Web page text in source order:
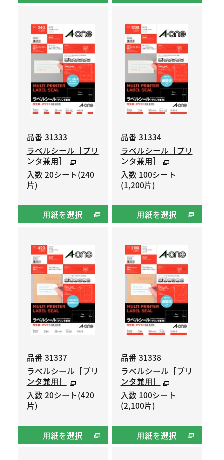
品番 31333
ラベルシール［プリ
ンタ兼用］
入数 20シート(240
片)
用紙を選択
品番 31334
ラベルシール［プリ
ンタ兼用］
入数 100シート
(1,200片)
用紙を選択
品番 31337
ラベルシール［プリ
ンタ兼用］
入数 20シート(420
片)
用紙を選択
品番 31338
ラベルシール［プリ
ンタ兼用］
入数 100シート
(2,100片)
用紙を選択